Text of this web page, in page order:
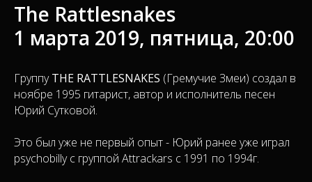
The Rattlesnakes
1 марта 2019, пятница, 20:00
ГруппуTHE RATTLESNAKES (Гремучие Змеи) создал в
ноябре 1995 гитарист, автор и исполнитель песен
Юрий Сутковой.
Это был уже не первый опыт - Юрий ранее уже играл
psychobilly с группой Attrackars с 1991 по 1994г.